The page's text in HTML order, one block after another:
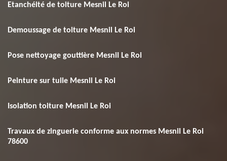
Etanchéité de toiture Mesnil Le Roi
Demoussage de toiture Mesnil Le Roi
Pose nettoyage gouttière Mesnil Le Roi
Peinture sur tuile Mesnil Le Roi
Isolation toiture Mesnil Le Roi
Travaux de zinguerie conforme aux normes Mesnil Le Roi
78600